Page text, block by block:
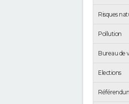
Risques
Pollution
Bureau de
Elections